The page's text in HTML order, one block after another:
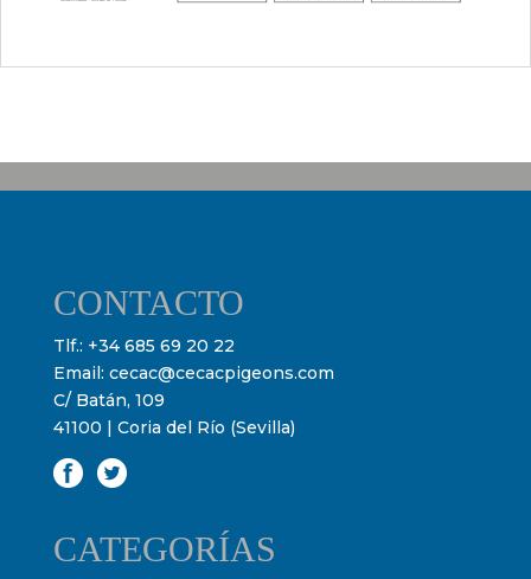
CONTACTO
Tlf.: +34 685 69 20 22
Email: cecac@cecacpigeons.com
C/ Batán, 109
41100 | Coria del Río (Sevilla)
CATEGORÍAS